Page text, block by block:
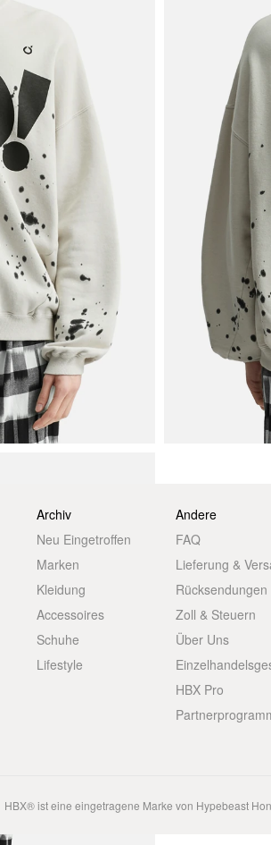
Archiv
Neu Eingetroffen
Marken
Kleidung
Accessoires
Schuhe
Lifestyle
Andere
FAQ
Lieferung &
Rücksendungen
Zoll & Steuern
Über Uns
HBX Pro
HBX® ist eine eingetragene Marke von Hypebeast